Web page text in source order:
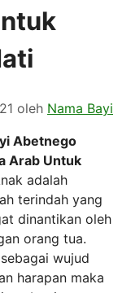
oleh Nama Bayi
Abetnego
Arab Untuk
adalah
terindah yang
dinantikan oleh
orang tua.
wujud
harapan maka